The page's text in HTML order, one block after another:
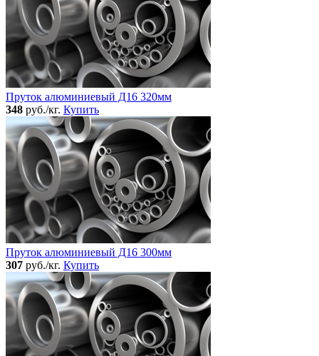
Пруток алюминиевый Д16 320мм
348 руб./кг. Купить
Пруток алюминиевый Д16 300мм
307 руб./кг. Купить